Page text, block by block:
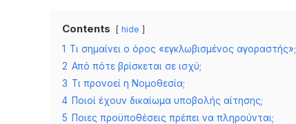
Contents hide
1 Τι σημαίνει ο όρος «εγκλωβισμένος αγοραστής»;
2 Από πότε βρίσκεται σε ισχύ;
3 Τι προνοεί η Νομοθεσία;
4 Ποιοί έχουν δικαίωμα υποβολής αίτησης;
5 Ποιες προϋποθέσεις πρέπει να πληρούνται;